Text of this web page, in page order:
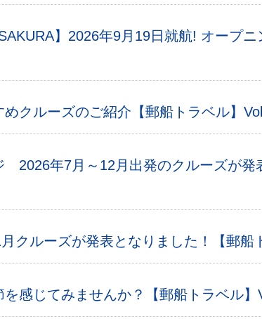
SAKURA】2026年9月19日就航! オー
クルーズのご紹介【郵船トラベル】
2026年7月～12月出発のクルーズが
クルーズが発表となりました！【郵船
感じてみませんか？【郵船トラベル】